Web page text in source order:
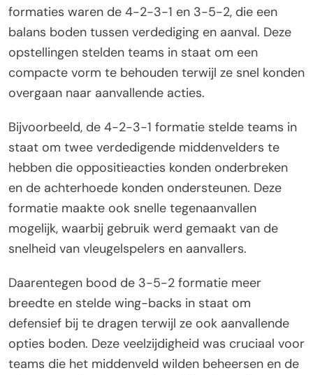
formaties waren de 4-2-3-1 en 3-5-2, die een
balans boden tussen verdediging en aanval. Deze
opstellingen stelden teams in staat om een
compacte vorm te behouden terwijl ze snel konden
overgaan naar aanvallende acties.
Bijvoorbeeld, de 4-2-3-1 formatie stelde teams in
staat om twee verdedigende middenvelders te
hebben die oppositieacties konden onderbreken
en de achterhoede konden ondersteunen. Deze
formatie maakte ook snelle tegenaanvallen
mogelijk, waarbij gebruik werd gemaakt van de
snelheid van vleugelspelers en aanvallers.
Daarentegen bood de 3-5-2 formatie meer
breedte en stelde wing-backs in staat om
defensief bij te dragen terwijl ze ook aanvallende
opties boden. Deze veelzijdigheid was cruciaal voor
teams die het middenveld wilden beheersen en de